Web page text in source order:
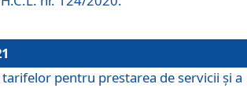
pentru prestarea de servicii şi a